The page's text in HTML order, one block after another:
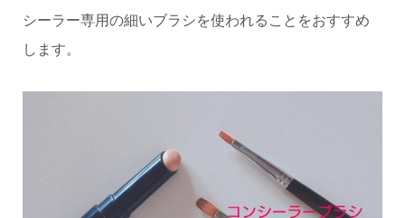
シーラー専用の細いブラシを使われることをおすすめ
します。